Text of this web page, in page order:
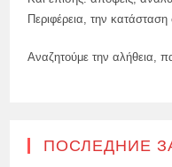
Περιφέρεια, την
Αναζητούμε την αλήθεια,
ПОСЛЕДНИЕ